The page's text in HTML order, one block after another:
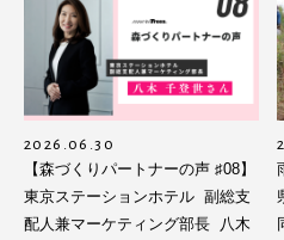
2026.06.30
【森づくりパートナーの声 ♯08】
東京ステーションホテル 副総支
配人兼マーケティング部長 八木